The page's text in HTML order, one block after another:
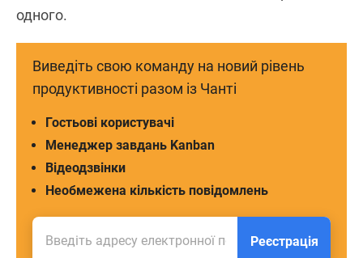
одного.
Виведіть свою команду на новий рівень
продуктивності разом із Чанті
Необмежена кількість повідомлень
Відеодзвінки
Менеджер завдань Kanban
Гостьові користувачі
Реєстрація